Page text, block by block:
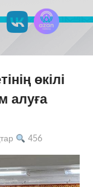
vk
өкілі
алуға
456